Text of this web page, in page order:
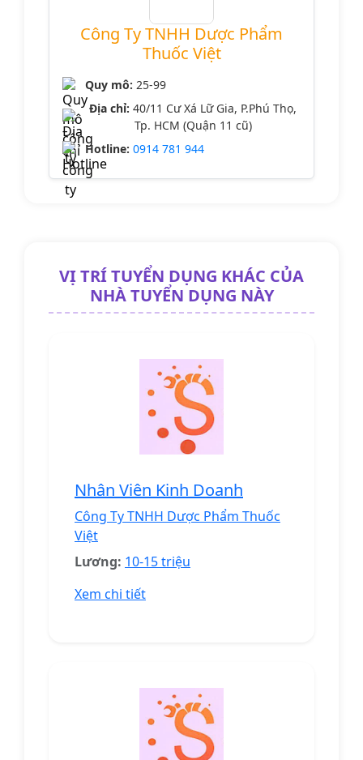
Công Ty TNHH Dược Phẩm
Thuốc Việt
Quy mô: 25-99
Địa chỉ: 40/11 Cư Xá Lữ Gia, P.Phú Thọ,
Tp. HCM (Quận 11 cũ)
Hotline: 0914 781 944
VỊ TRÍ TUYỂN DỤNG KHÁC CỦA
NHÀ TUYỂN DỤNG NÀY
Nhân Viên Kinh Doanh
Công Ty TNHH Dược Phẩm Thuốc
Việt
Lương: 10-15 triệu
Xem chi tiết